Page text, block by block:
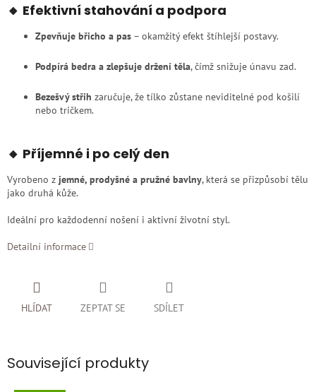
🔸 Efektivní stahování a podpora
Zpevňuje břicho a pas – okamžitý efekt štíhlejší postavy.
Podpírá bedra a zlepšuje držení těla, čímž snižuje únavu zad.
Bezešvý střih zaručuje, že tílko zůstane neviditelné pod košilí
nebo tričkem.
🔸 Příjemné i po celý den
Vyrobeno z jemné, prodyšné a pružné bavlny, která se přizpůsobí tělu
jako druhá kůže.
Ideální pro každodenní nošení i aktivní životní styl.
Detailní informace
ZEPTAT SE
HLÍDAT SDÍLET
Související produkty